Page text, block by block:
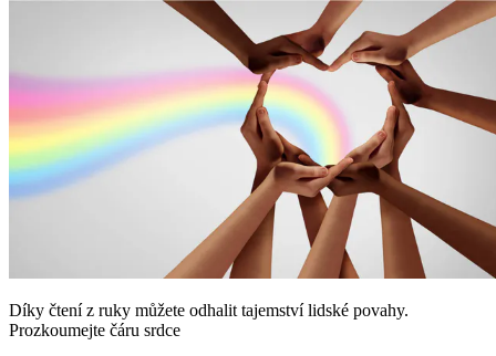
Díky čtení z ruky můžete odhalit tajemství lidské povahy.
Prozkoumejte čáru srdce